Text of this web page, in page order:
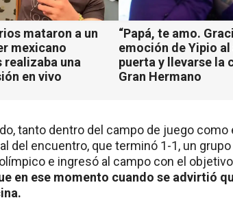
mataron a un
mexicano
realizaba una
en vivo
“Papá, te amo.
emoción de Yipio
puerta y llevarse la
Gran Hermano
tanto dentro del campo de juego como
del encuentro, que terminó 1-1, un grupo
e ingresó al campo con el
en ese momento cuando se advirtió